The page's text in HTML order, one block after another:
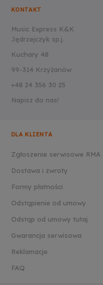
KONTAKT
Music Express K&K
Jędrzejczyk sp.j.
Kuchary 48
99-314 Krzyżanów
+48 24 356 30 25
Napisz do nas!
DLA KLIENTA
Zgłoszenie serwisowe RMA
Dostawa i zwroty
Formy płatności
Odstąpienie od umowy
Odstąp od umowy tutaj
Gwarancja serwisowa
Reklamacje
FAQ